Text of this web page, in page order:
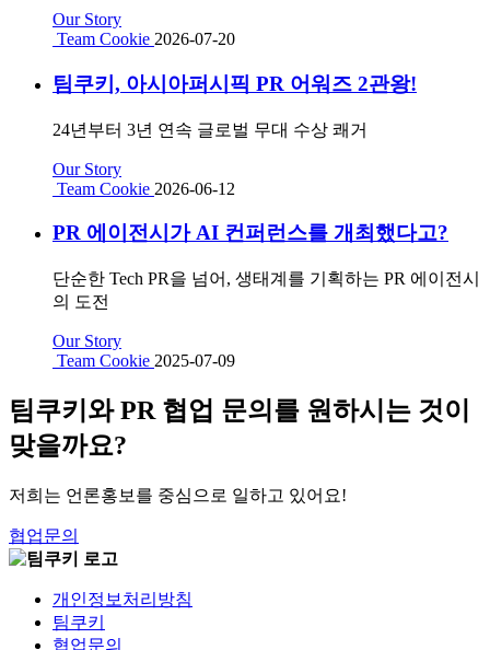
Our Story
Team Cookie 2026-07-20
팀쿠키, 아시아퍼시픽 PR 어워즈 2관왕!
24년부터 3년 연속 글로벌 무대 수상 쾌거
Our Story
Team Cookie 2026-06-12
PR 에이전시가 AI 컨퍼런스를 개최했다고?
단순한 Tech PR을 넘어, 생태계를 기획하는 PR 에이전시
의 도전
Our Story
Team Cookie 2025-07-09
팀쿠키와 PR 협업 문의를 원하시는 것이
맞을까요?
저희는 언론홍보를 중심으로 일하고 있어요!
협업문의
개인정보처리방침
팀쿠키
협업문의